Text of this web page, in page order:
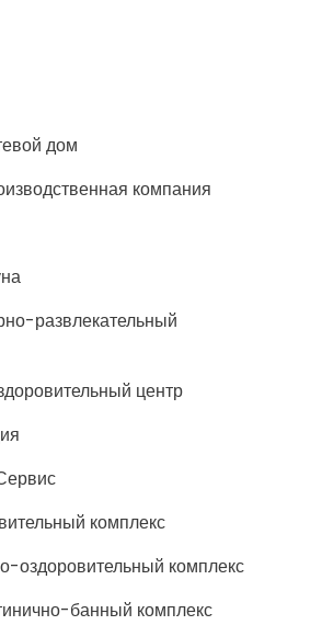
дом
компания
развлекательный
центр
комплекс
оздоровительный комплекс
банный комплекс